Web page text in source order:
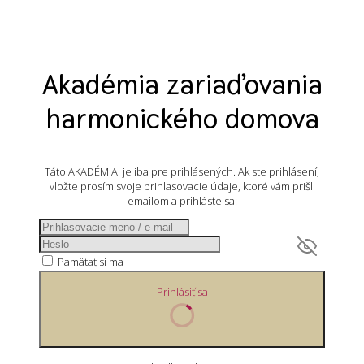
Akadémia zariaďovania
harmonického domova
Táto AKADÉMIA je iba pre prihlásených. Ak ste prihlásení,
vložte prosím svoje prihlasovacie údaje, ktoré vám prišli
emailom a prihláste sa:
Pamätať si ma
Prihlásiť sa